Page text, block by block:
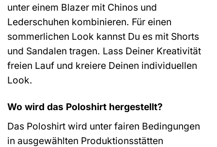
unter einem Blazer mit Chinos und
Lederschuhen kombinieren. Für einen
sommerlichen Look kannst Du es mit Shorts
und Sandalen tragen. Lass Deiner Kreativität
freien Lauf und kreiere Deinen individuellen
Look.
Wo wird das Poloshirt hergestellt?
Das Poloshirt wird unter fairen Bedingungen
in ausgewählten Produktionsstätten